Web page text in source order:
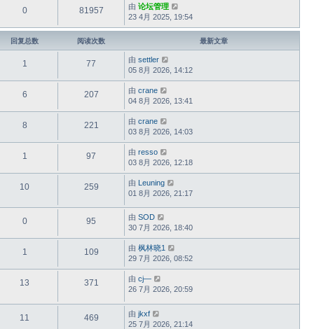
0 81957 由 论坛管理
23 4月 2025, 19:54
回复总数 阅读次数 最新文章
1 77 由 settler
05 8月 2026, 14:12
6 207 由 crane
04 8月 2026, 13:41
8 221 由 crane
03 8月 2026, 14:03
1 97 由 resso
03 8月 2026, 12:18
10 259 由 Leuning
01 8月 2026, 21:17
0 95 由 SOD
30 7月 2026, 18:40
1 109 由 枫林晓1
29 7月 2026, 08:52
13 371 由 cj—
26 7月 2026, 20:59
11 469 由 jkxf
25 7月 2026, 21:14